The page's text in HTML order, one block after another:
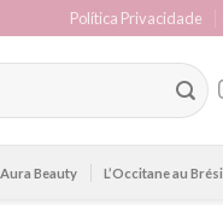
Política Privacidade
Aura Beauty L’Occitane au